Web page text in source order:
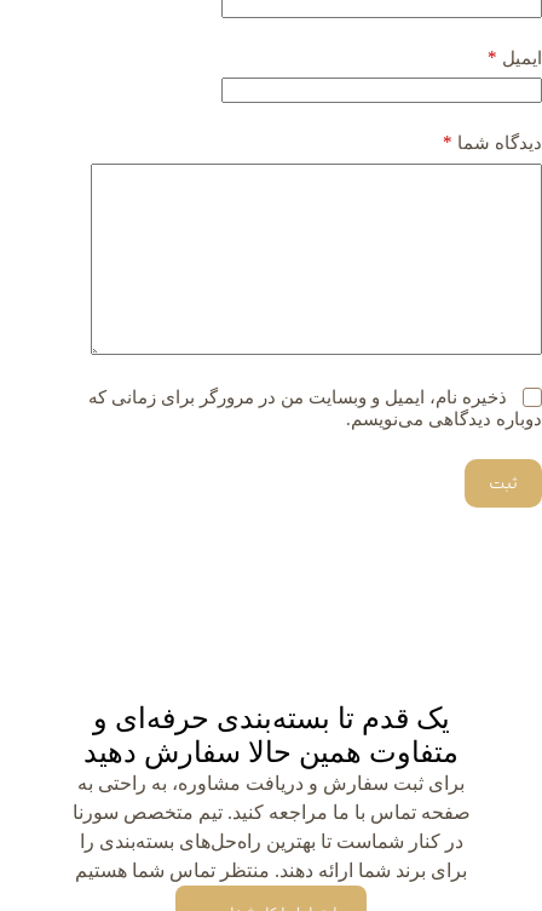
ایمیل *
دیدگاه شما *
ذخیره نام، ایمیل و وبسایت من در مرورگر برای زمانی که
دوباره دیدگاهی می‌نویسم.
ثبت
یک قدم تا بسته‌بندی حرفه‌ای و
متفاوت همین حالا سفارش دهید
برای ثبت سفارش و دریافت مشاوره، به راحتی به
صفحه تماس با ما مراجعه کنید. تیم متخصص سورنا
در کنار شماست تا بهترین راه‌حل‌های بسته‌بندی را
برای برند شما ارائه دهند. منتظر تماس شما هستیم